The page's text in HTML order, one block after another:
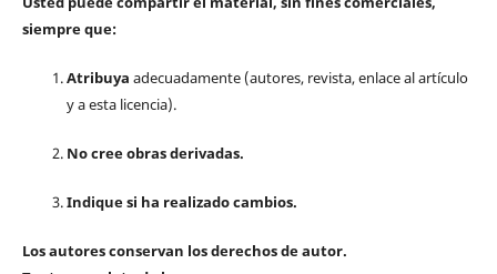
siempre que:
Atribuya adecuadamente (autores, revista, enlace al artículo
y a esta licencia).
No cree obras derivadas.
Indique si ha realizado cambios.
Los autores conservan los derechos de autor.